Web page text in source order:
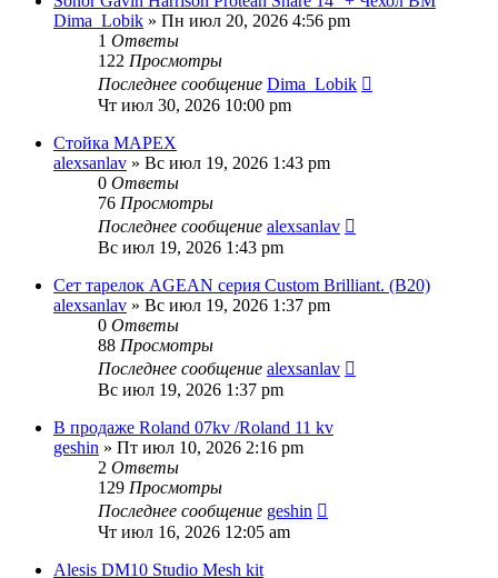
Dima_Lobik » Пн июл 20, 2026 4:56 pm
1 Ответы
122 Просмотры
Последнее сообщение Dima_Lobik
Чт июл 30, 2026 10:00 pm
Стойка MAPEX
alexsanlav » Вс июл 19, 2026 1:43 pm
0 Ответы
76 Просмотры
Последнее сообщение alexsanlav
Вс июл 19, 2026 1:43 pm
Сет тарелок AGEAN серия Custom Brilliant. (B20)
alexsanlav » Вс июл 19, 2026 1:37 pm
0 Ответы
88 Просмотры
Последнее сообщение alexsanlav
Вс июл 19, 2026 1:37 pm
В продаже Roland 07kv /Roland 11 kv
geshin » Пт июл 10, 2026 2:16 pm
2 Ответы
129 Просмотры
Последнее сообщение geshin
Чт июл 16, 2026 12:05 am
Alesis DM10 Studio Mesh kit